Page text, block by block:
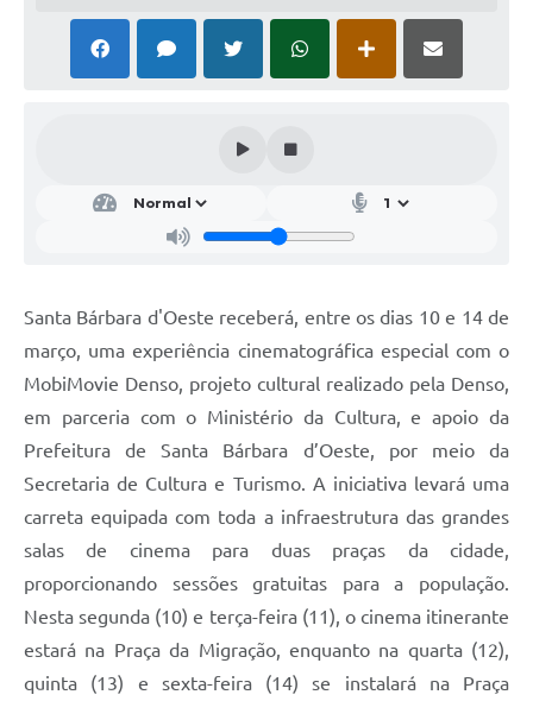
Notícias
Galeria de Vídeos
Contato
Plano Municipal de Segurança Pública
Plano de Contratações Anuais
Santa Bárbara d'Oeste receberá, entre os dias 10 e 14 de
março, uma experiência cinematográfica especial com o
MobiMovie Denso, projeto cultural realizado pela Denso,
em parceria com o Ministério da Cultura, e apoio da
Prefeitura de Santa Bárbara d’Oeste, por meio da
Secretaria de Cultura e Turismo. A iniciativa levará uma
carreta equipada com toda a infraestrutura das grandes
salas de cinema para duas praças da cidade,
proporcionando sessões gratuitas para a população.
Nesta segunda (10) e terça-feira (11), o cinema itinerante
estará na Praça da Migração, enquanto na quarta (12),
quinta (13) e sexta-feira (14) se instalará na Praça